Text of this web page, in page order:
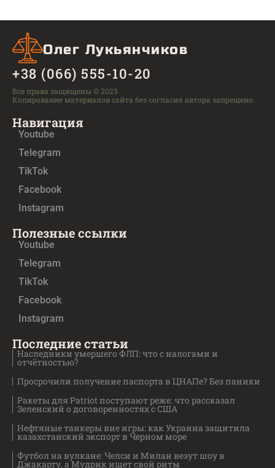
Олег Лукьянчиков
+38 (066) 555-10-20
Все права защищены © 2023
Копирование материалов сайта без согласия автора запрещено.
Навигация
Youtube
Telegram
TikTok
Facebook
Instagram
Полезные ссылки
Youtube
Telegram
TikTok
Facebook
Instagram
Последние статьи
Наследники умершего ФЛП: что с налогами и
отчётностью?
Просрочили получение паспорта в ЦНАПе? Без паники
Ракеты для Patriot поступают реже: что рассказал
Зеленский о договоренностях с США
Нефтяные танкеры вне игры: как Украина защитила
казахстанский экспорт в Черном море
Футбол на вулкане: Челси и Милан везут шоу в
Джакарту, а Мудрик ищет свой ритм